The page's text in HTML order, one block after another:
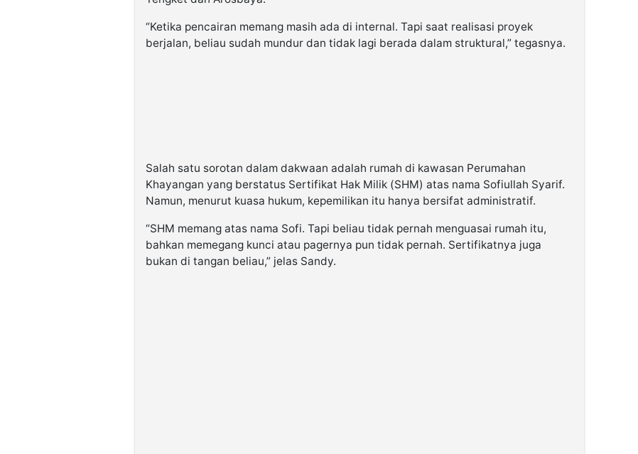
“Ketika pencairan memang masih ada di internal. Tapi saat realisasi proyek
berjalan, beliau sudah mundur dan tidak lagi berada dalam struktural,” tegasnya.
Salah satu sorotan dalam dakwaan adalah rumah di kawasan Perumahan
Khayangan yang berstatus Sertifikat Hak Milik (SHM) atas nama Sofiullah Syarif.
Namun, menurut kuasa hukum, kepemilikan itu hanya bersifat administratif.
“SHM memang atas nama Sofi. Tapi beliau tidak pernah menguasai rumah itu,
bahkan memegang kunci atau pagernya pun tidak pernah. Sertifikatnya juga
bukan di tangan beliau,” jelas Sandy.